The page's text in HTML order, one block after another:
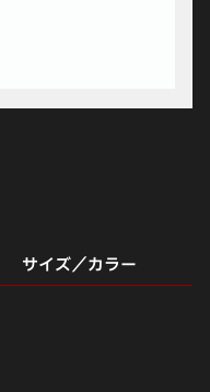
サイズ／カラー